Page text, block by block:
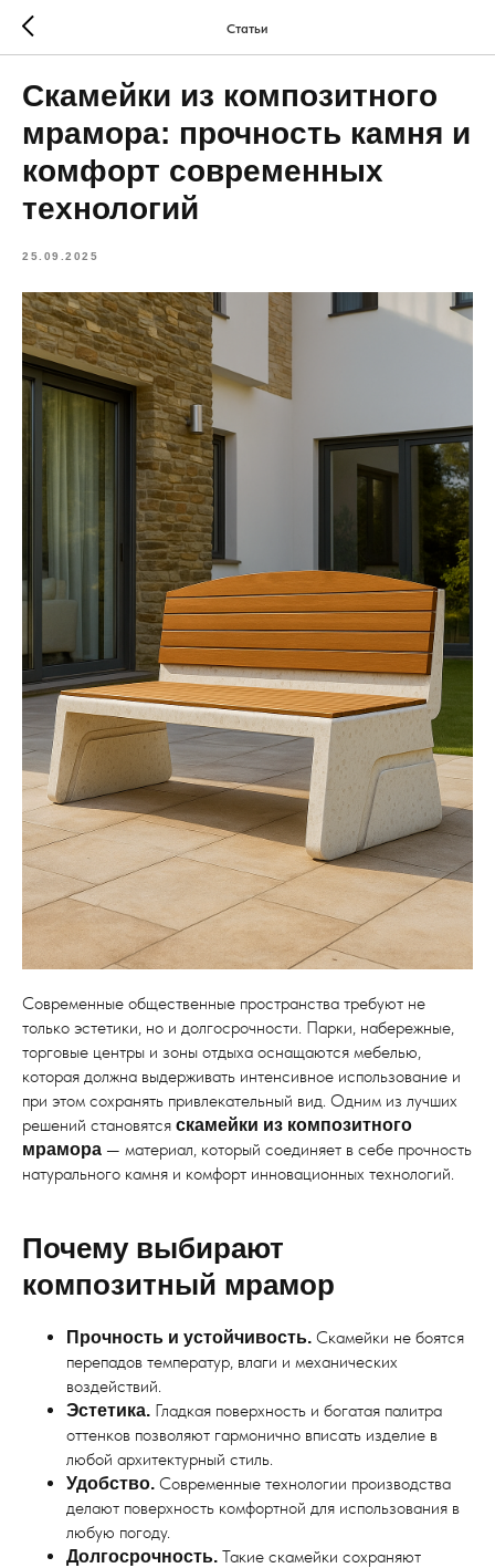
Статьи
Скамейки из композитного
мрамора: прочность камня и
комфорт современных
технологий
25.09.2025
Современные общественные пространства требуют не
только эстетики, но и долгосрочности. Парки, набережные,
торговые центры и зоны отдыха оснащаются мебелью,
которая должна выдерживать интенсивное использование и
при этом сохранять привлекательный вид. Одним из лучших
решений становятся скамейки из композитного
мрамора — материал, который соединяет в себе прочность
натурального камня и комфорт инновационных технологий.
Почему выбирают
композитный мрамор
Прочность и устойчивость. Скамейки не боятся
перепадов температур, влаги и механических
воздействий.
Эстетика. Гладкая поверхность и богатая палитра
оттенков позволяют гармонично вписать изделие в
любой архитектурный стиль.
Удобство. Современные технологии производства
делают поверхность комфортной для использования в
любую погоду.
Долгосрочность. Такие скамейки сохраняют